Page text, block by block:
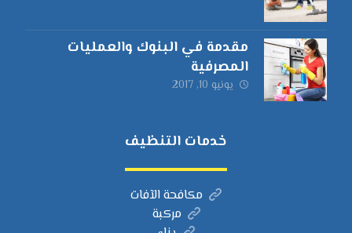
مقدمة في البنوك والعمليات
المصرفية
يونيو 10, 2017
خدمات التنظيف
مكافحة الآفات
مركبة